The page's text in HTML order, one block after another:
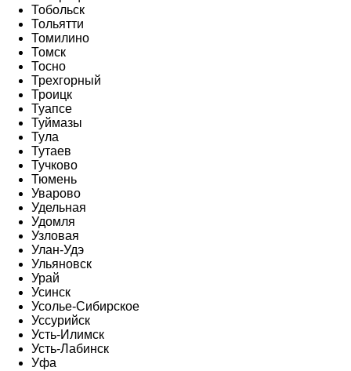
Тобольск
Тольятти
Томилино
Томск
Тосно
Трехгорный
Троицк
Туапсе
Туймазы
Тула
Тутаев
Тучково
Тюмень
Уварово
Удельная
Удомля
Узловая
Улан-Удэ
Ульяновск
Урай
Усинск
Усолье-Сибирское
Уссурийск
Усть-Илимск
Усть-Лабинск
Уфа